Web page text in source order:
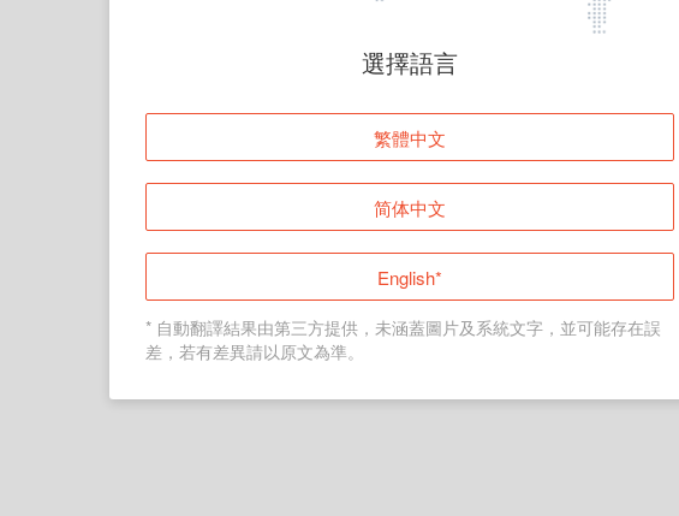
頁面無法顯示
登入
返回首頁
選擇語言
繁體中文
简体中文
English*
* 自動翻譯結果由第三方提供，未涵蓋圖片及系統文字，並可能存在誤
差，若有差異請以原文為準。